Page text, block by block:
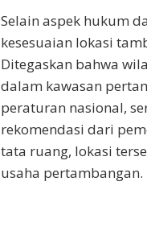
Selain aspek hukum
kesesuaian lokasi
Ditegaskan bahwa
dalam kawasan
peraturan nasional,
rekomendasi dari
tata ruang, lokasi
usaha pertambangan.